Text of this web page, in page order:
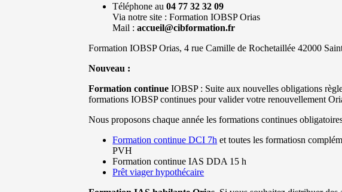
Téléphone au04 77 32 32 09
Via notre site : Formation IOBSP Orias
Mail :accueil@cibformation.fr
Formation IOBSP Orias, 4 rue Camille de Rochetaillée 42000
Nouveau :
Formation continue IOBSP : Suite aux nouvelles obligations
formations IOBSP continues pour valider votre renouvellement
Nous proposons chaque année les formations continues
Formation continue DCI 7h et toutes les formatiosn
PVH
Formation continue IAS DDA 15 h
Prêt viager hypothécaire